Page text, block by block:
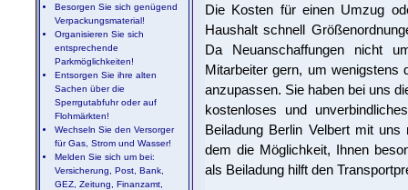
Die Kosten für einen Umzug
Haushalt schnell
Da Neuanschaffungen nicht
Mitarbeiter gern, um wenigstens
anzupassen. Sie haben bei uns
kostenloses und
Beiladung Berlin Velbert mit
dem die Möglichkeit, Ihnen
als Beiladung hilft den
Besorgen Sie sich genügend
Verpackungsmaterial!
Organisieren Sie sich
entsprechende
Parkmöglichkeiten!
Entsorgen Sie ihre alten
Sachen über die
Sperrgutabfuhr oder auf
Flohmärkten!
Wechseln Sie den Versorger
für Gas, Strom und Wasser!
Melden Sie sich um bei:
Versicherung, Post, Bank,
GEZ, Zeitung, Finanzamt,